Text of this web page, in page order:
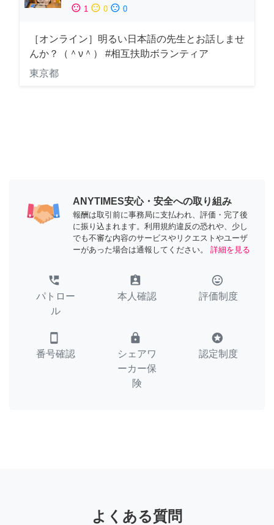
sentiment_satisfied 1 sentiment_neutral 0 sentiment_dissatisfied 0
［オンライン］明るい日本語の先生とお話しませ
んか？（＾ν＾） #相互扶助ボランティア
東京都
ANYTIMES安心・安全への取り組み
報酬は取引前に事務局に支払われ、評価・完了後
に振り込まれます。利用規約違反の恐れや、少し
でも不審な内容のサービスやリクエストやユーザ
ーがあった場合は通報してください。
詳細を見る
perm_phone_msg
パトロー
ル
assignment_ind
本人確認
tag_faces
評価制度
smartphone
番号確認
lock
シェアワ
ーカー保
険
stars
認定制度
よくある質問